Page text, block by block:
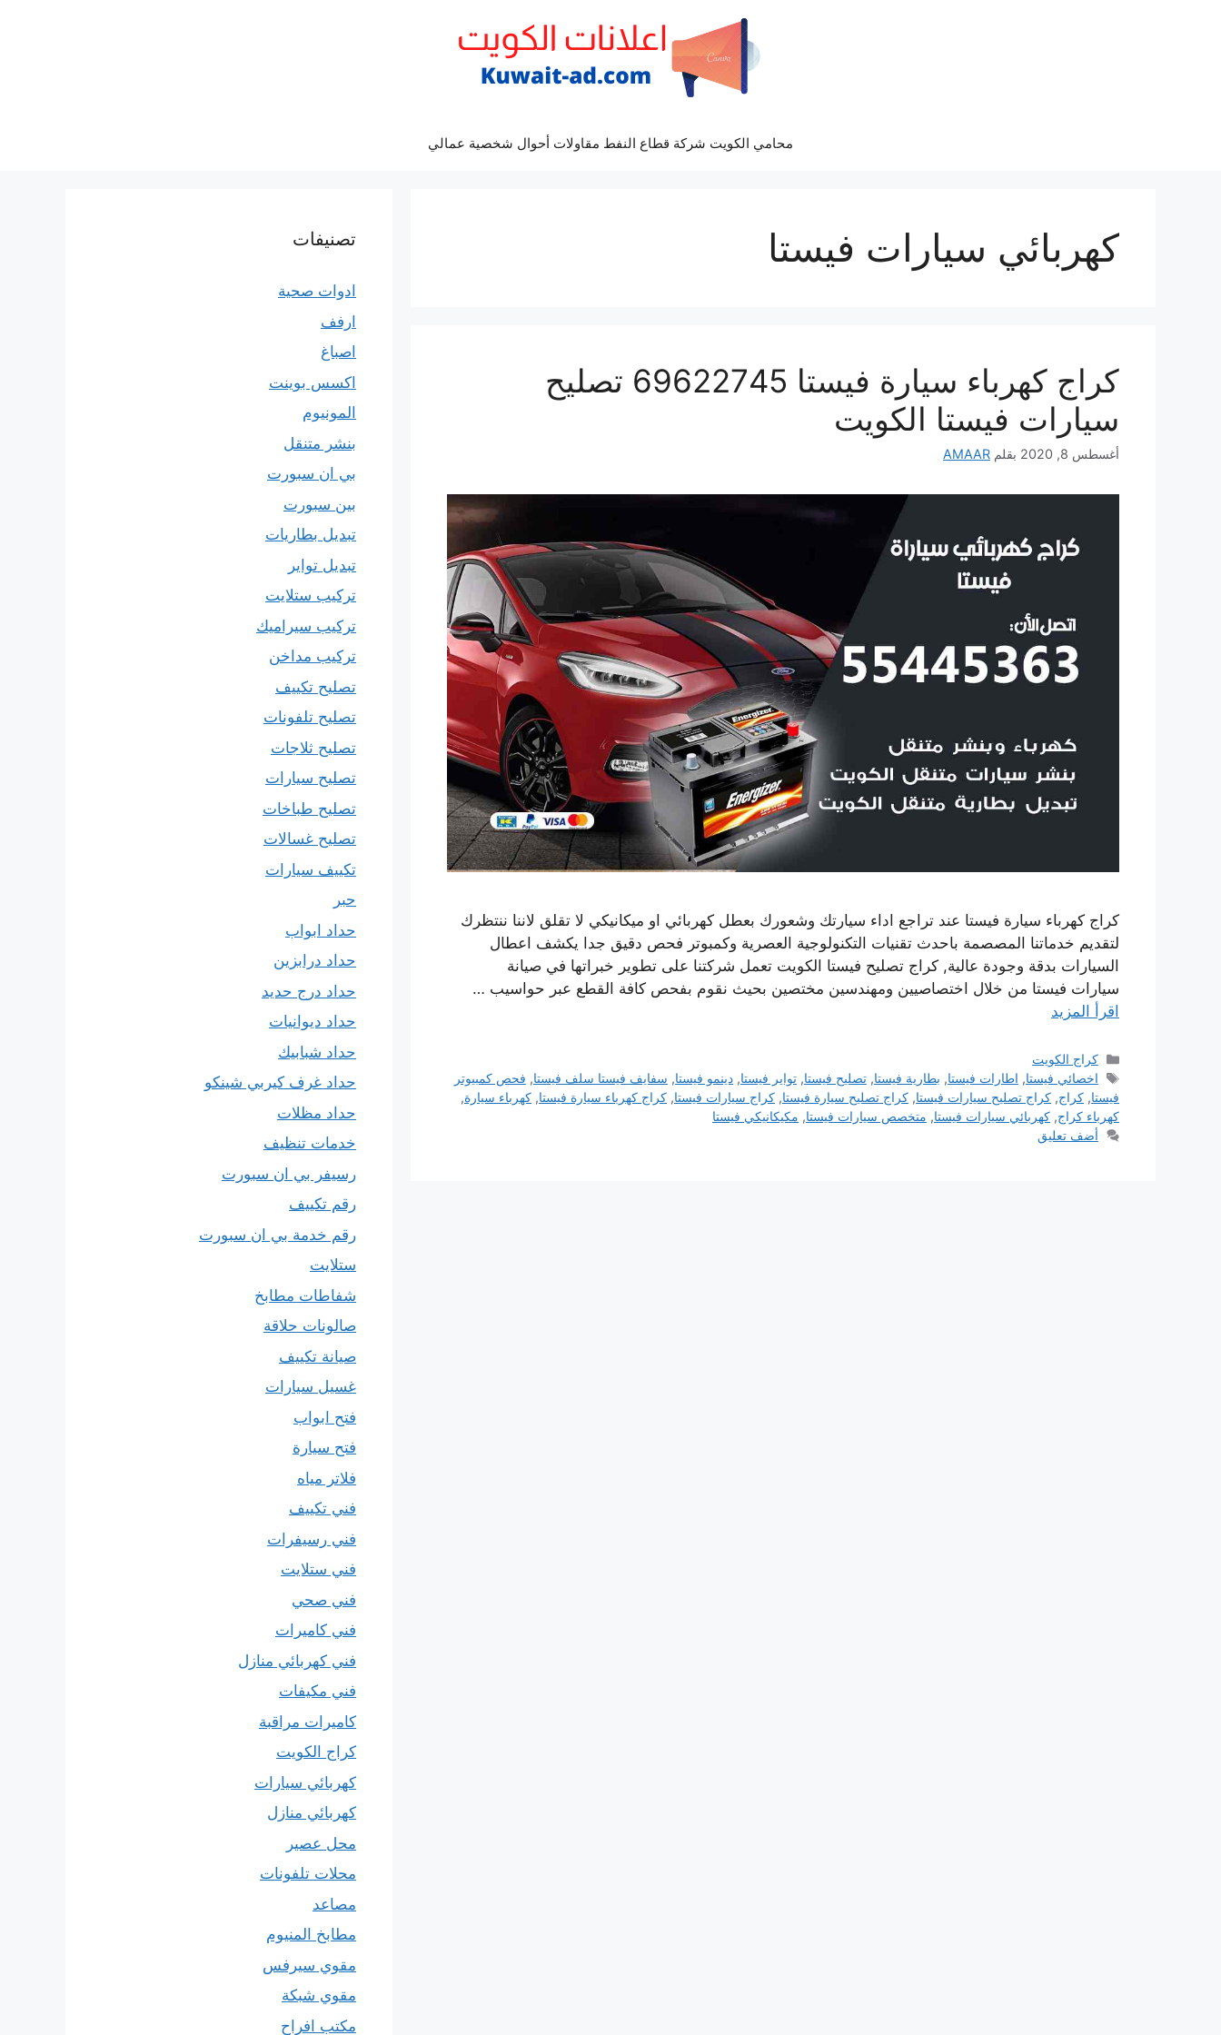
محامي الكويت شركة قطاع النفط مقاولات أحوال شخصية عمالي
كهربائي سيارات فيستا
كراج كهرباء سيارة فيستا 69622745 تصليح
سيارات فيستا الكويت
أغسطس 8, 2020 بقلم AMAAR
كراج كهرباء سيارة فيستا عند تراجع اداء سيارتك وشعورك بعطل كهربائي او ميكانيكي لا تقلق لاننا ننتظرك
لتقديم خدماتنا المصصمة باحدث تقنيات التكنولوجية العصرية وكمبوتر فحص دقيق جدا يكشف اعطال
السيارات بدقة وجودة عالية, كراج تصليح فيستا الكويت تعمل شركتنا على تطوير خبراتها في صيانة
سيارات فيستا من خلال اختصاصيين ومهندسين مختصين بحيث نقوم بفحص كافة القطع عبر حواسيب …
اقرأ المزيد
التصنيفات
كراج الكويت
الوسوم
اخصائي فيستا, اطارات فيستا, بطارية فيستا,تصليح فيستا,تواير فيستا,دينمو فيستا, سفايف فيستا سلف فيستا, فحص كمبيوتر
فيستا, كراج, كراج تصليح سيارات فيستا, كراج تصليح سيارة فيستا, كراج سيارات فيستا, كراج كهرباء سيارة فيستا, كهرباء سيارة,
كهرباء كراج, كهربائي سيارات فيستا, متخصص سيارات فيستا, مكيكانيكي فيستا
أضف تعليق
تصنيفات
ادوات صحية
ارفف
اصباغ
اكسس بوينت
المونيوم
بنشر متنقل
بي ان سبورت
بين سبورت
تبديل بطاريات
تبديل تواير
تركيب ستلايت
تركيب سيراميك
تركيب مداخن
تصليح تكييف
تصليح تلفونات
تصليح ثلاجات
تصليح سيارات
تصليح طباخات
تصليح غسالات
تكييف سيارات
حبر
حداد ابواب
حداد درابزين
حداد درج حديد
حداد ديوانيات
حداد شبابيك
حداد غرف كيربي شينكو
حداد مظلات
خدمات تنظيف
رسيفر بي ان سبورت
رقم تكييف
رقم خدمة بي ان سبورت
ستلايت
شفاطات مطابخ
صالونات حلاقة
صيانة تكييف
غسيل سيارات
فتح ابواب
فتح سيارة
فلاتر مياه
فني تكييف
فني رسيفرات
فني ستلايت
فني صحي
فني كاميرات
فني كهربائي منازل
فني مكيفات
كاميرات مراقبة
كراج الكويت
كهربائي سيارات
كهربائي منازل
محل عصير
محلات تلفونات
مصاعد
مطابخ المنيوم
مقوي سيرفس
مقوي شبكة
مكتب افراح